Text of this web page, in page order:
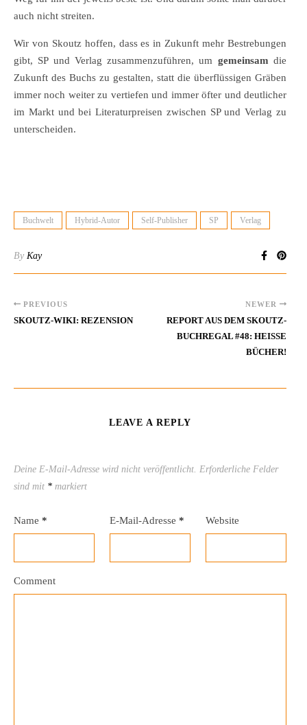
auch nicht streiten.
Wir von Skoutz hoffen, dass es in Zukunft mehr Bestrebungen
gibt, SP und Verlag zusammenzuführen, um gemeinsam die
Zukunft des Buchs zu gestalten, statt die überflüssigen Gräben
immer noch weiter zu vertiefen und immer öfter und deutlicher
im Markt und bei Literaturpreisen zwischen SP und Verlag zu
unterscheiden.
Buchwelt Hybrid-Autor Self-Publisher SP Verlag
By Kay
PREVIOUS
SKOUTZ-WIKI: REZENSION
NEWER
REPORT AUS DEM SKOUTZ-
BUCHREGAL #48: HEISSE B
ÜCHER!
LEAVE A REPLY
Deine E-Mail-Adresse wird nicht veröffentlicht. Erforderliche Felder
sind mit * markiert
Name * E-Mail-Adresse * Website
Comment